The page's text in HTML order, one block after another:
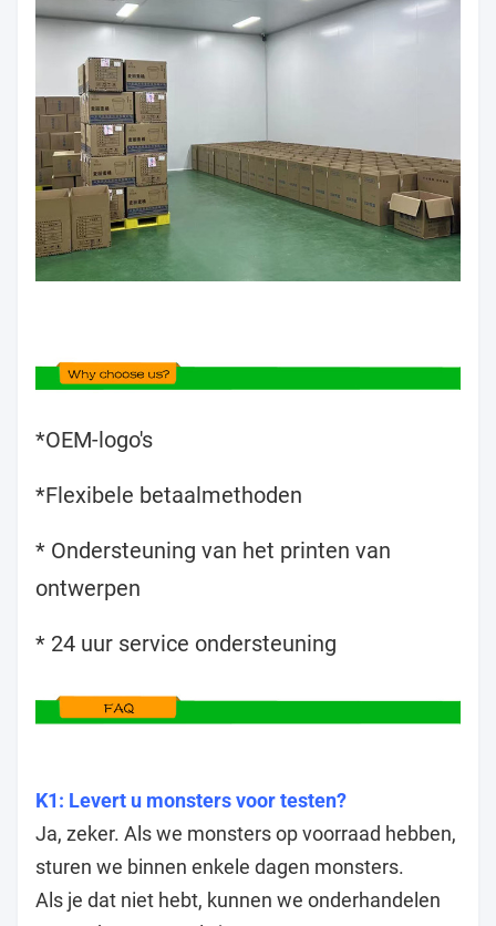
*OEM-logo's
*Flexibele betaalmethoden
* Ondersteuning van het printen van
ontwerpen
* 24 uur service ondersteuning
K1: Levert u monsters voor testen?
Ja, zeker. Als we monsters op voorraad hebben,
sturen we binnen enkele dagen monsters.
Als je dat niet hebt, kunnen we onderhandelen